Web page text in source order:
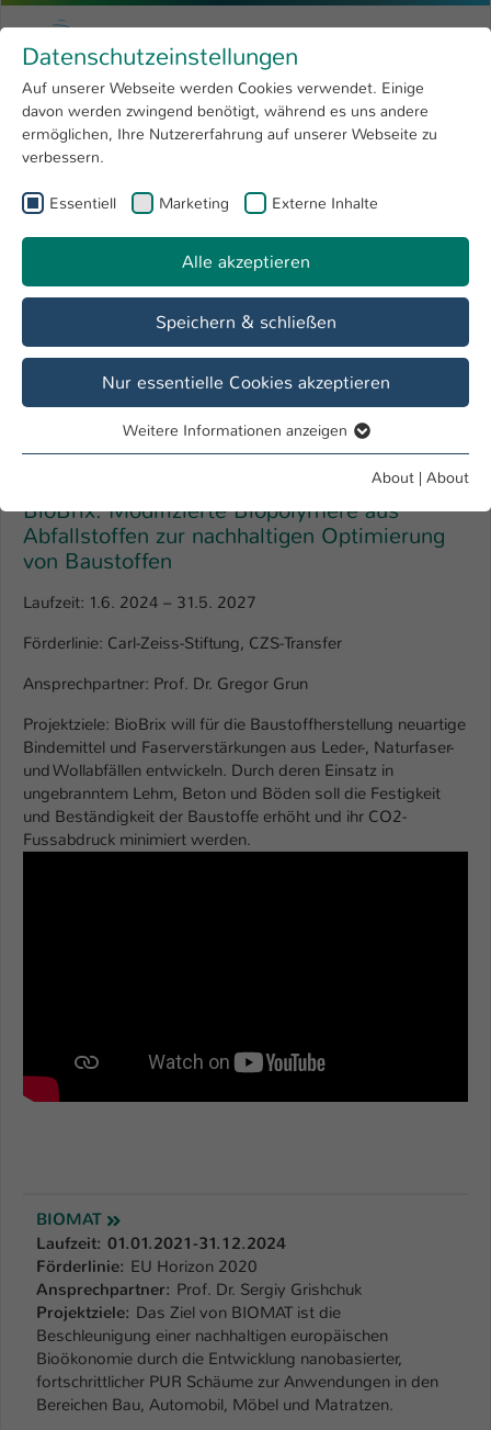
Menu
Research 4
Open submenu
University
International
Skip to main content
University of Applied Sciences
You are here: Institut für biobasierte Chemie
Fachbereich
Polymerwissenschaften
Studieninteressierte Studierende
Forschungsprojekte
BioBrix: Modifizierte Biopolymere aus
Abfallstoffen zur nachhaltigen Optimierung
von Baustoffen
Laufzeit: 1.6. 2024 – 31.5. 2027
Förderlinie: Carl-Zeiss-Stiftung, CZS-Transfer
Ansprechpartner: Prof. Dr. Gregor Grun
Projektziele: BioBrix will für die Baustoffherstellung neuartige
Bindemittel und Faserverstärkungen aus Leder-, Naturfaser-
und Wollabfällen entwickeln. Durch deren Einsatz in
ungebranntem Lehm, Beton und Böden soll die Festigkeit
und Beständigkeit der Baustoffe erhöht und ihr CO2-
Fussabdruck minimiert werden.
BIOMAT
Laufzeit: 01.01.2021-31.12.2024
Förderlinie: EU Horizon 2020
Ansprechpartner: Prof. Dr. Sergiy Grishchuk
Projektziele: Das Ziel von BIOMAT ist die
Beschleunigung einer nachhaltigen europäischen
Bioökonomie durch die Entwicklung nanobasierter,
fortschrittlicher PUR Schäume zur Anwendungen in den
Bereichen Bau, Automobil, Möbel und Matratzen.
Datenschutzeinstellungen
Auf unserer Webseite werden Cookies verwendet. Einige
davon werden zwingend benötigt, während es uns andere
ermöglichen, Ihre Nutzererfahrung auf unserer Webseite zu
verbessern.
Essentiell Marketing Externe Inhalte
Alle akzeptieren
Speichern & schließen
Nur essentielle Cookies akzeptieren
Essentielle Cookies werden für grundlegende Funktionen
Webseite einwandfrei funktioniert.
Name cookie_optin
Anbieter TYPO3
Zweck
Cookie-Einstellungen für diese Website zu
speichern.
Name SgCookieOptin.lastPreferences
Einstellungen, falls der Webseiten-
Laufzeit 1 Woche
Zweck
Dieses Cookie ist ein Standard-Session-
Cookie von TYPO3. Es speichert im Fall
eines Intranet-Logins die Session-ID. So
kann der eingeloggte Benutzer
wiedererkannt werden und es wird ihm
Zugang zu geschützten Bereichen
Cookie-Informationen anzeigen
Diese Cookies werden verwendet um das
Nutzungsverhalten der Besucher auf der Website
nachzuverfolgen. Die erhobenen Daten werden anonymisiert
und ausschließlich für interne Zwecke verwendet.
Name _pk_*.*
Anbieter Hochschule Kaiserslautern
Cookie-Informationen anzeigen
Externe Inhalte
Wir verwenden auf unserer Website externe Inhalte
Weitere Informationen anzeigen
About | About